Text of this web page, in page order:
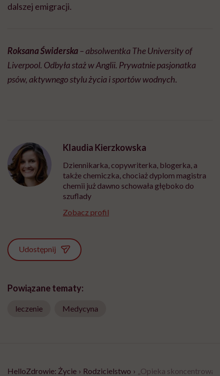
dalszej emigracji.
Roksana Świderska– absolwentka The University of
Liverpool. Odbyła staż w Anglii. Prywatnie pasjonatka
psów, aktywnego stylu życia i sportów wodnych.
Klaudia Kierzkowska
Dziennikarka, copywriterka, blogerka, a
także chemiczka, chociaż dyplom magistra
chemii już dawno schowała głęboko do
szuflady
Zobacz profil
Udostępnij
Powiązane tematy:
leczenie Medycyna
HelloZdrowie: Życie › Rodzicielstwo › „Opieka